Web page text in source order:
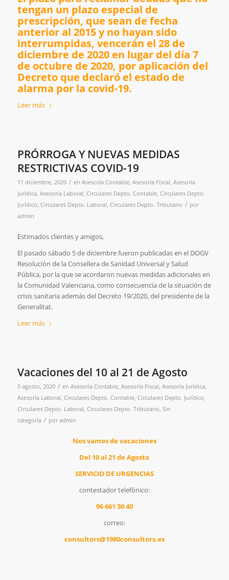
tengan un plazo especial de
prescripción, que sean de fecha
anterior al 2015 y no hayan sido
interrumpidas, vencerán el 28 de
diciembre de 2020 en lugar del día 7
de octubre de 2020, por aplicación del
Decreto que declaró el estado de
alarma por la covid-19.
Leer más
PRÓRROGA Y NUEVAS MEDIDAS
RESTRICTIVAS COVID-19
11 diciembre, 2020 / en Asesoría Contable, Asesoría Fiscal, Asesoría
Jurídica, Asesoría Laboral, Circulares Depto. Contable, Circulares Depto.
Jurídico, Circulares Depto. Laboral, Circulares Depto. Tributario / por
admin
Estimados clientes y amigos,
El pasado sábado 5 de diciembre fueron publicadas en el DOGV
Resolución de la Consellera de Sanidad Universal y Salud
Pública, por la que se acordaron nuevas medidas adicionales en
la Comunidad Valenciana, como consecuencia de la situación de
crisis sanitaria además del Decreto 19/2020, del presidente de la
Generalitat.
Leer más
Vacaciones del 10 al 21 de Agosto
5 agosto, 2020 / en Asesoría Contable, Asesoría Fiscal, Asesoría Jurídica,
Asesoría Laboral, Circulares Depto. Contable, Circulares Depto. Jurídico,
Circulares Depto. Laboral, Circulares Depto. Tributario, Sin
categoría / poradmin
Nos vamos de vacaciones
Del 10 al 21 de Agosto
SERVICIO DE URGENCIAS
contestador telefónico:
96 661 30 40
correo:
consultors@1980consultors.es